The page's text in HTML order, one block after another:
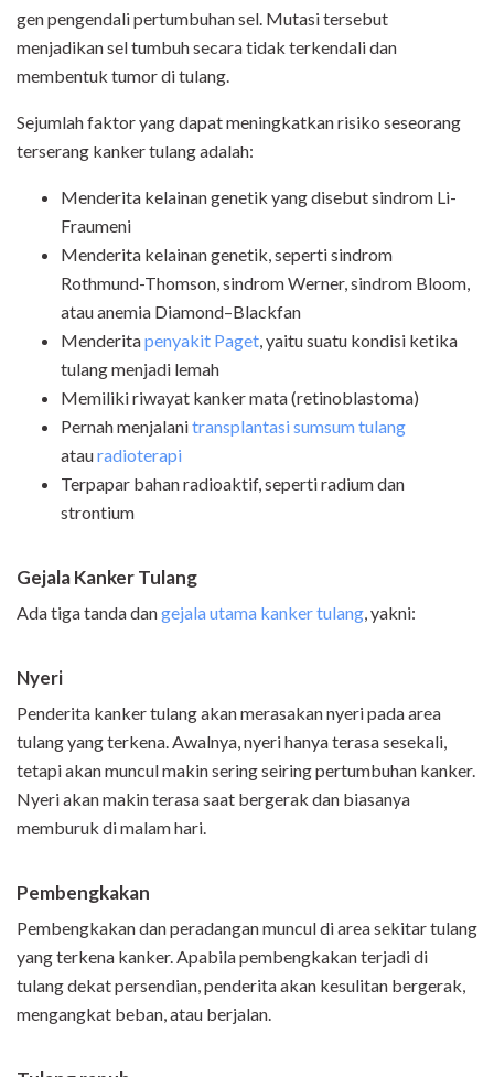
gen pengendali pertumbuhan sel. Mutasi tersebut
menjadikan sel tumbuh secara tidak terkendali dan
membentuk tumor di tulang.
Sejumlah faktor yang dapat meningkatkan risiko seseorang
terserang kanker tulang adalah:
Menderita kelainan genetik yang disebut sindrom Li-
Fraumeni
Menderita kelainan genetik, seperti sindrom
Rothmund-Thomson, sindrom Werner, sindrom Bloom,
atau anemia Diamond–Blackfan
Menderitapenyakit Paget, yaitu suatu kondisi ketika
tulang menjadi lemah
Memiliki riwayat kanker mata (retinoblastoma)
Pernah menjalanitransplantasi sumsum tulang
atauradioterapi
Terpapar bahan radioaktif, seperti radium dan
strontium
Gejala Kanker Tulang
Ada tiga tanda dangejala utama kanker tulang, yakni:
Nyeri
Penderita kanker tulang akan merasakan nyeri pada area
tulang yang terkena. Awalnya, nyeri hanya terasa sesekali,
tetapi akan muncul makin sering seiring pertumbuhan kanker.
Nyeri akan makin terasa saat bergerak dan biasanya
memburuk di malam hari.
Pembengkakan
Pembengkakan dan peradangan muncul di area sekitar tulang
yang terkena kanker. Apabila pembengkakan terjadi di
tulang dekat persendian, penderita akan kesulitan bergerak,
mengangkat beban, atau berjalan.